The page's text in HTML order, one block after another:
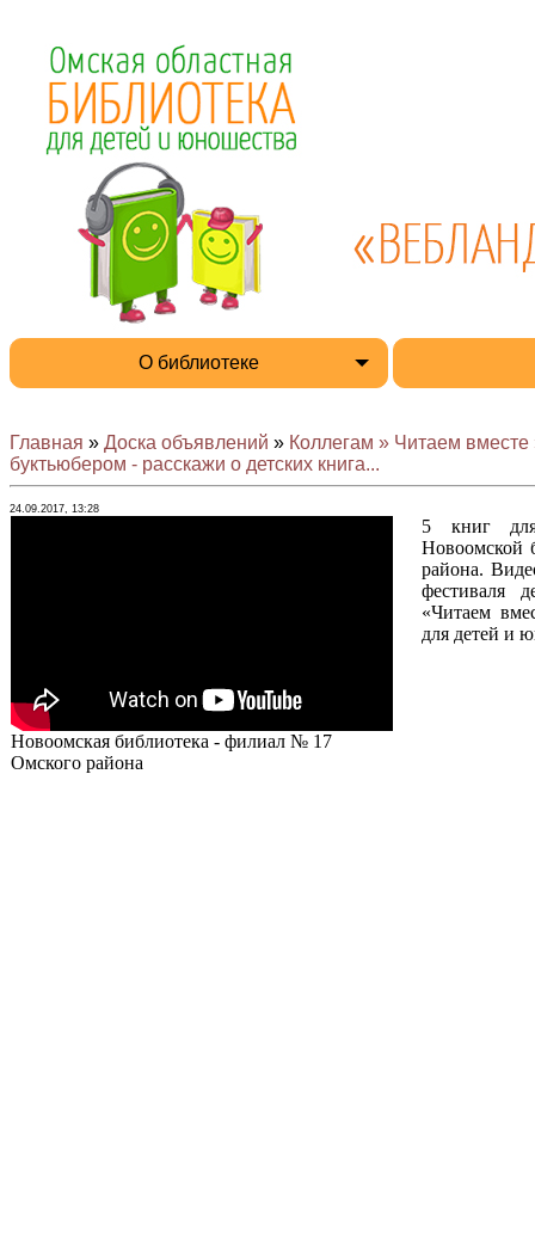
О библиотеке
Главная » Доска объявлений » Коллегам » Читаем
буктьюбером - расскажи о детских книга...
24.09.2017, 13:28
Новоомская библиотека - филиал № 17
Омского района
5 книг для
Новоомской
района.
фестиваля
«Читаем
для детей и